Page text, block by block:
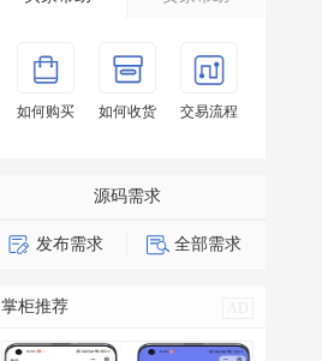
如何购买 如何收货 交易流程
源码需求
发布需求 全部需求
掌柜推荐 AD